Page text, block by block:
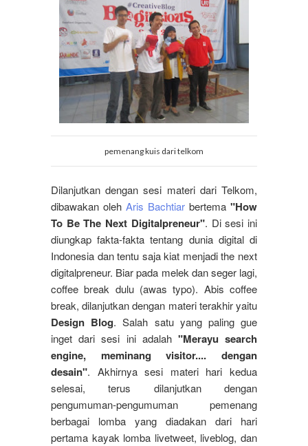
pemenang kuis dari telkom
Dilanjutkan dengan sesi materi dari Telkom,
dibawakan oleh Aris Bachtiar bertema "How
To Be The Next Digitalpreneur". Di sesi ini
diungkap fakta-fakta tentang dunia digital di
Indonesia dan tentu saja kiat menjadi the next
digitalpreneur. Biar pada melek dan seger lagi,
coffee break dulu (awas typo). Abis coffee
break, dilanjutkan dengan materi terakhir yaitu
Design Blog. Salah satu yang paling gue
inget dari sesi ini adalah "Merayu search
engine, meminang visitor.... dengan
desain". Akhirnya sesi materi hari kedua
selesai, terus dilanjutkan dengan
pengumuman-pengumuman pemenang
berbagai lomba yang diadakan dari hari
pertama kayak lomba livetweet, liveblog, dan